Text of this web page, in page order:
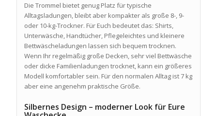
Die Trommel bietet genug Platz für typische
Alltagsladungen, bleibt aber kompakter als große 8-, 9-
oder 10-kg-Trockner. Für Euch bedeutet das: Shirts,
Unterwäsche, Handtücher, Pflegeleichtes und kleinere
Bettwäscheladungen lassen sich bequem trocknen.
Wenn Ihr regelmäßig große Decken, sehr viel Bettwäsche
oder dicke Familienladungen trocknet, kann ein größeres
Modell komfortabler sein. Für den normalen Alltag ist 7 kg
aber eine angenehm praktische Größe.
Silbernes Design – moderner Look für Eure